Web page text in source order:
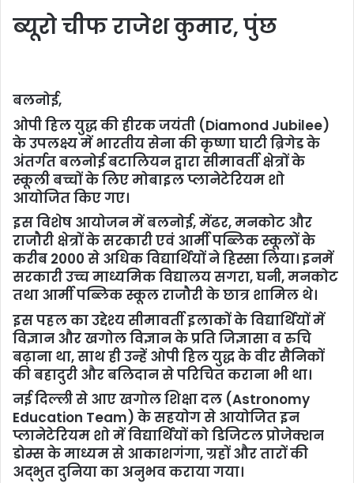
ब्यूरो चीफ राजेश कुमार, पुंछ
बलनोई,
ओपी हिल युद्ध की हीरक जयंती (Diamond Jubilee)
के उपलक्ष्य में भारतीय सेना की कृष्णा घाटी ब्रिगेड के
अंतर्गत बलनोई बटालियन द्वारा सीमावर्ती क्षेत्रों के
स्कूली बच्चों के लिए मोबाइल प्लानेटेरियम शो
आयोजित किए गए।
इस विशेष आयोजन में बलनोई, मेंढर, मनकोट और
राजौरी क्षेत्रों के सरकारी एवं आर्मी पब्लिक स्कूलों के
करीब 2000 से अधिक विद्यार्थियों ने हिस्सा लिया। इनमें
सरकारी उच्च माध्यमिक विद्यालय सगरा, घनी, मनकोट
तथा आर्मी पब्लिक स्कूल राजौरी के छात्र शामिल थे।
इस पहल का उद्देश्य सीमावर्ती इलाकों के विद्यार्थियों में
विज्ञान और खगोल विज्ञान के प्रति जिज्ञासा व रुचि
बढ़ाना था, साथ ही उन्हें ओपी हिल युद्ध के वीर सैनिकों
की बहादुरी और बलिदान से परिचित कराना भी था।
नई दिल्ली से आए खगोल शिक्षा दल (Astronomy
Education Team) के सहयोग से आयोजित इन
प्लानेटेरियम शो में विद्यार्थियों को डिजिटल प्रोजेक्शन
डोम्स के माध्यम से आकाशगंगा, ग्रहों और तारों की
अद्भुत दुनिया का अनुभव कराया गया।